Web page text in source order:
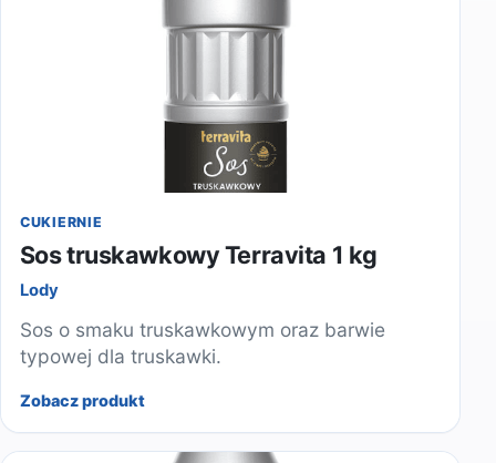
CUKIERNIE
Sos truskawkowy Terravita 1 kg
Lody
Sos o smaku truskawkowym oraz barwie
typowej dla truskawki.
Zobacz produkt